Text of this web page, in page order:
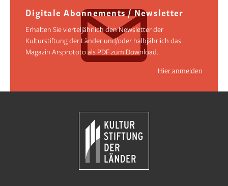
Digitale Abonnements / Newsletter
Erhalten Sie vierteljährlich den Newsletter der
Kulturstiftung der Länder und/oder halbjährlich das
Magazin Arsprototo als PDF zum Download.
Hier anmelden